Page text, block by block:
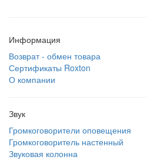
Информация
Возврат - обмен товара
Сертификаты Roxton
О компании
Звук
Громкоговорители оповещения
Громкоговоритель настенный
Звуковая колонна